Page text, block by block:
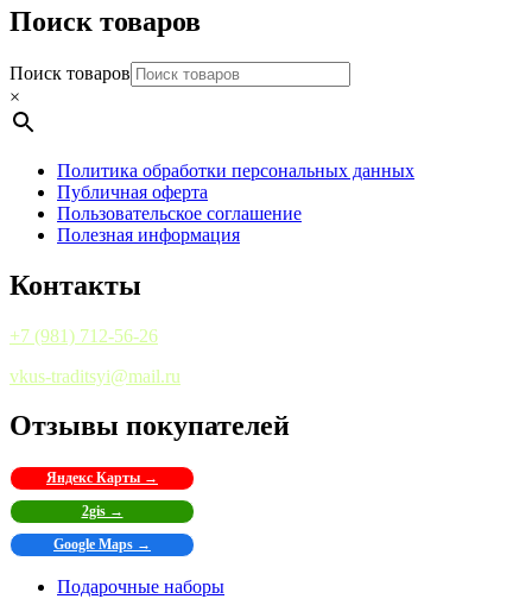
Поиск товаров
Поиск товаров
×
Политика обработки персональных данных
Публичная оферта
Пользовательское соглашение
Полезная информация
Контакты
+7 (981) 712-56-26
vkus-traditsyi@mail.ru
Отзывы покупателей
Яндекс Карты →
2gis →
Google Maps →
Подарочные наборы